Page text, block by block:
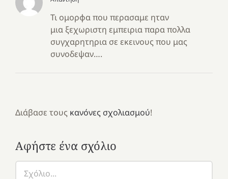
Τι ομορφα που περασαμε ηταν
μια ξεχωριστη εμπειρια παρα πολλα
συγχαρητηρια σε εκεινους που μας
συνοδεψαν….
Διάβασε τους κανόνες σχολιασμού!
Αφήστε ένα σχόλιο
Σχόλιο